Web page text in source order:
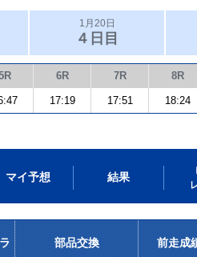
1月20日
４日目
6R 7R 8R
17:19 17:51 18:24
マイ予想 結果
部品交換
前走成